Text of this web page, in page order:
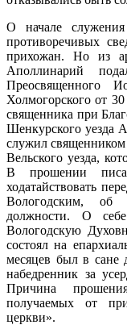
О начале
противоречивых
прихожан. Но из
Аполлинарий
Преосвященного
Холмогорского от
священника при
Шенкурского уезда
служил
Вельского уезда,
В прошении
ходатайствовать
Вологодским, об
должности. О
Вологодскую
состоял на
месяцев был в сане
набедренник за
Причина
получаемых от
церкви».